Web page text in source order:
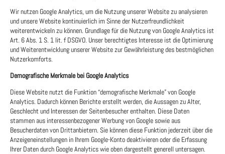
Wir nutzen Google Analytics, um die Nutzung unserer Website zu analysieren
und unsere Website kontinuierlich im Sinne der Nutzerfreundlichkeit
weiterentwickeln zu können. Grundlage für die Nutzung von Google Analytics ist
Art. 6 Abs. 1 S. 1 lit. f DSGVO. Unser berechtigtes Interesse ist die Optimierung
und Weiterentwicklung unserer Website zur Gewährleistung des bestmöglichen
Nutzerkomforts.
Demografische Merkmale bei Google Analytics
Diese Website nutzt die Funktion “demografische Merkmale” von Google
Analytics. Dadurch können Berichte erstellt werden, die Aussagen zu Alter,
Geschlecht und Interessen der Seitenbesucher enthalten. Diese Daten
stammen aus interessenbezogener Werbung von Google sowie aus
Besucherdaten von Drittanbietern. Sie können diese Funktion jederzeit über die
Anzeigeneinstellungen in Ihrem Google-Konto deaktivieren oder die Erfassung
Ihrer Daten durch Google Analytics wie oben dargestellt generell untersagen.